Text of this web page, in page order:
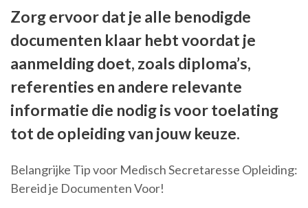
Zorg ervoor dat je alle benodigde
documenten klaar hebt voordat je
aanmelding doet, zoals diploma’s,
referenties en andere relevante
informatie die nodig is voor toelating
tot de opleiding van jouw keuze.
Belangrijke Tip voor Medisch Secretaresse Opleiding:
Bereid je Documenten Voor!